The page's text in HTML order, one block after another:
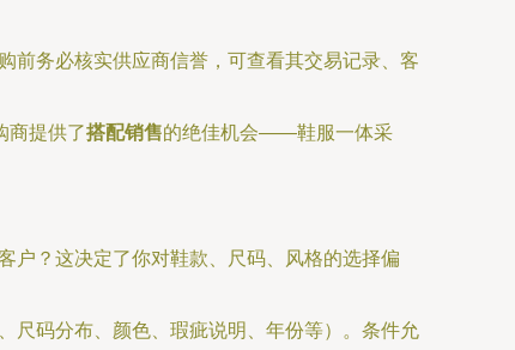
前务必核实供应商信誉，可查看其交易记录、客
商提供了搭配销售的绝佳机会——鞋服一体采
户？这决定了你对鞋款、尺码、风格的选择偏
尺码分布、颜色、瑕疵说明、年份等）。条件允